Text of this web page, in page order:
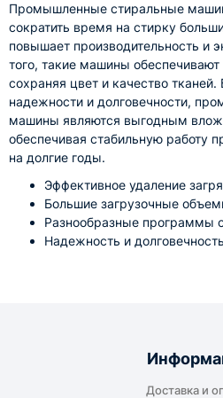
Промышленные стиральные
сократить время на стирку
повышает производительность и
того, такие машины
сохраняя цвет и качество тканей.
надежности и долговечности,
машины являются выгодным
обеспечивая стабильную работу
на долгие годы.
Эффективное удаление
Большие загрузочные
Разнообразные программы
Надежность и долговечность
Доставка и